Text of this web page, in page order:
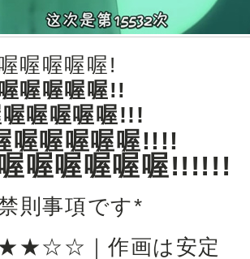
喔喔喔喔!
喔喔喔喔!!
喔喔喔喔!!!
喔喔喔喔喔!!!!
喔喔喔喔喔!!!!!!
則事項です*
｜作画は安定